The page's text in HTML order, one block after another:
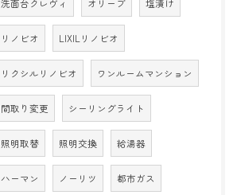
洗面台クレヴィ オリーブ 塩漬け
リノビオ LIXILリノビオ
リクシルリノビオ ワンルームマンション
間取り変更 シーリングライト
照明取替 照明交換 給湯器
ハーマン ノーリツ 都市ガス